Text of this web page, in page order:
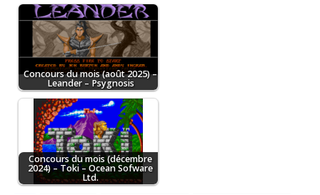
Concours du mois (août 2025) –
Leander – Psygnosis
Concours du mois (décembre
2024) – Toki – Ocean Sofware
Ltd.